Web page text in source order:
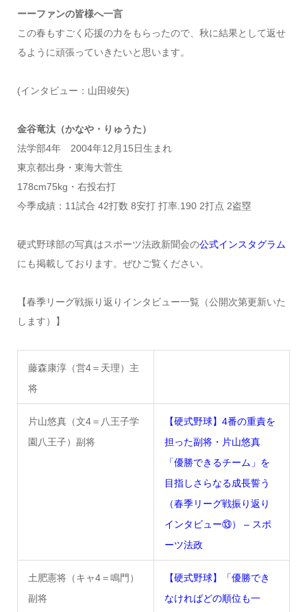
ーーファンの皆様へ一言
この春もすごく応援の力をもらったので、秋に結果として返せ
るように頑張っていきたいと思います。
(インタビュー：山田竣矢)
金谷竜汰（かなや・りゅうた）
法学部4年 2004年12月15日生まれ
東京都出身・東海大菅生
178cm75kg・右投右打
今季成績：11試合 42打数 8安打 打率.190 2打点 2盗塁
硬式野球部の写真はスポーツ法政新聞会の公式インスタグラム
にも掲載しております。ぜひご覧ください。
【春季リーグ戦振り返りインタビュー一覧（公開次第更新いた
します）】
藤森康淳（営4＝天理）主
将
片山悠真（文4＝八王子学
園八王子）副将
【硬式野球】4番の重責を
担った副将・片山悠真
「優勝できるチーム」を
目指しさらなる成長誓う
（春季リーグ戦振り返り
インタビュー⑬） – スポ
ーツ法政
土肥憲将（キャ4＝鳴門）
副将
【硬式野球】「優勝でき
なければどの順位も一